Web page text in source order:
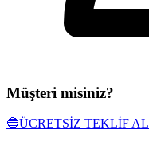
Müşteri misiniz?
🔵ÜCRETSİZ TEKLİF AL